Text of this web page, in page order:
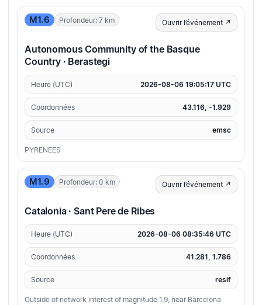
M1.6 Profondeur: 7 km Ouvrir l’événement ↗
Autonomous Community of the Basque
Country · Berastegi
Heure (UTC) 2026-08-06 19:05:17 UTC
Coordonnées 43.116, -1.929
Source emsc
PYRENEES
M1.9 Profondeur: 0 km Ouvrir l’événement ↗
Catalonia · Sant Pere de Ribes
Heure (UTC) 2026-08-06 08:35:46 UTC
Coordonnées 41.281, 1.786
Source resif
Outside of network interest of magnitude 1.9, near Barcelona